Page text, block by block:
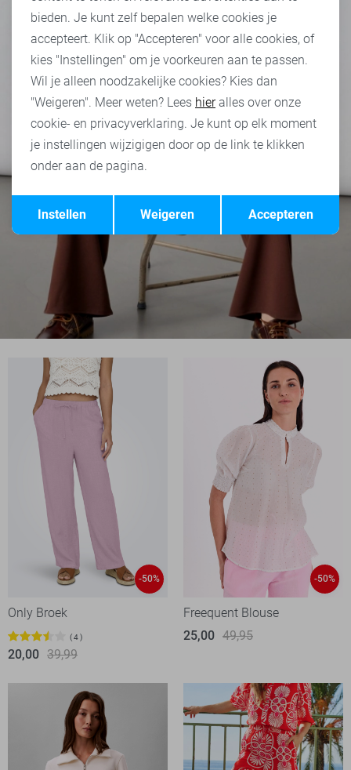
-50%
Only Broek
4
20,00 39,99
-50%
Freequent Blouse
25,00 49,95
Terug Opslaan
bieden. Je kunt zelf bepalen welke cookies je
accepteert. Klik op "Accepteren" voor alle cookies, of
kies "Instellingen" om je voorkeuren aan te passen.
Wil je alleen noodzakelijke cookies? Kies dan
"Weigeren". Meer weten? Lees hieralles over onze
cookie- en privacyverklaring. Je kunt op elk moment
je instellingen wijzigigen door op de link te klikken
onder aan de pagina.
Accepteren
Weigeren
Instellen